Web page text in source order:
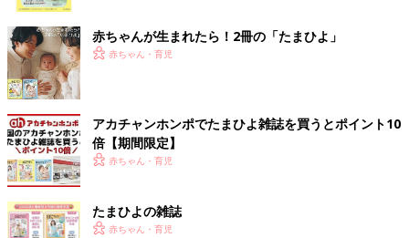
精神科医だってうつ病になる。全然楽しくない日々
――パートナーとの死別後、先生自身がうつ病も患ったそうです
Tomy はい。すごく寂しくて気分が落ち込んだり、人と話すと
きに言葉が3つくらいしか出てこなくなったり、大好きだったダ
ンスのレッスンを受けても全然楽しくなかったり･･･。通ってい
たジムで筋トレしようとしてもダンベルを持ち上げられなくて、
そのまま下ろして帰っちゃうこともありました。
赤ちゃんが生まれたら！2冊の「たまひよ」
赤ちゃん・育児
アカチャンホンポでたまひよ雑誌を買うとポイント10
倍【期間限定】
赤ちゃん・育児
たまひよの雑誌
赤ちゃん・育児